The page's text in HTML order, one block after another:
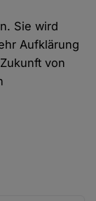
Sie wird
Aufklärung
von